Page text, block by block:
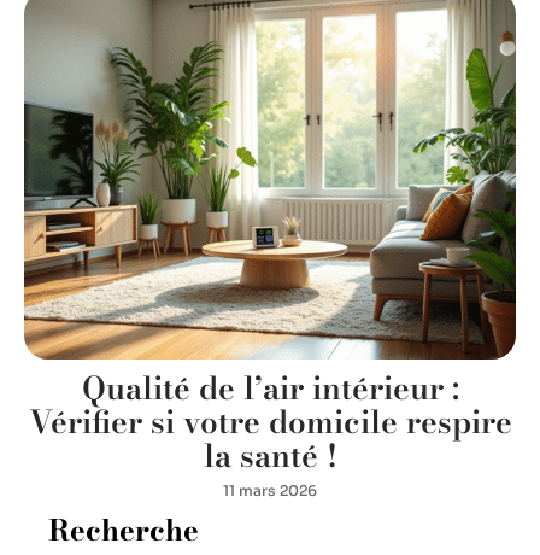
Qualité de l’air intérieur :
Vérifier si votre domicile respire
la santé !
11 mars 2026
Recherche